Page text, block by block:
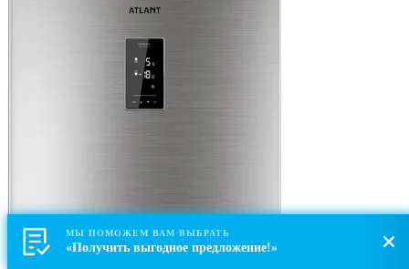
МЫ ПОМОЖЕМ ВАМ ВЫБРАТЬ
«Получить выгодное предложение!»